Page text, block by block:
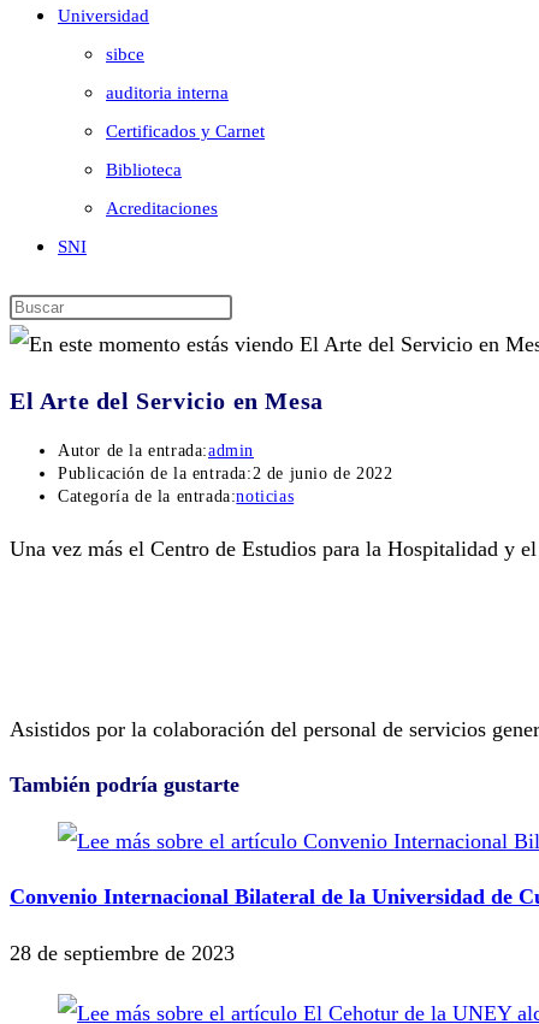
Universidad
sibce
auditoria interna
Certificados y Carnet
Biblioteca
Acreditaciones
SNI
El Arte del Servicio en Mesa
Autor de la entrada:admin
Publicación de la entrada: 2 de junio de 2022
Categoría de la entrada:noticias
Una vez más el Centro de Estudios para la Hospitalidad y
Asistidos por la colaboración del personal de servicios
También podría gustarte
Convenio Internacional Bilateral de la Universidad de
28 de septiembre de 2023